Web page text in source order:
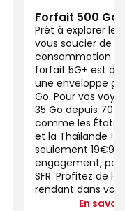
Forfait 500 Go
Prêt à explorer le
vous soucier de
consommation
forfait 5G+ est
une enveloppe
Go. Pour vos
35 Go depuis 70
comme les États-
et la Thaïlande !
seulement
engagement,
SFR. Profitez de
rendant dans
En